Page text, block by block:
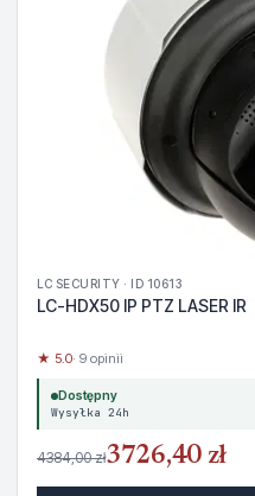
LC SECURITY · ID 10613
LC-HDX50 IP PTZ LASER IR
★ 5.0· 9 opinii
Dostępny
Wysyłka 24h
4384,00 zł3726,40 zł